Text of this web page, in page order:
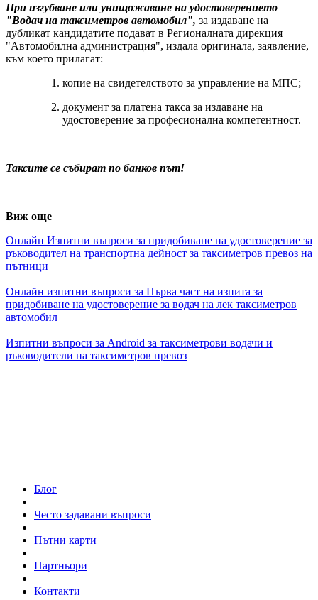
При изгубване или унищожаване на удостоверението
"Водач на таксиметров автомобил", за издаване на
дубликат кандидатите подават в Регионалната дирекция
"Автомобилна администрация", издала оригинала, заявление,
към което прилагат:
копие на свидетелството за управление на МПС;
документ за платена такса за издаване на
удостоверение за професионална компетентност.
Таксите се събират по банков път!
Виж още
Онлайн Изпитни въпроси за придобиване на удостоверение за
ръководител на транспортна дейност за таксиметров превоз на
пътници
Онлайн изпитни въпроси за Първа част на изпита за
придобиване на удостоверение за водач на лек таксиметров
автомобил
Изпитни въпроси за Android за таксиметрови водачи и
ръководители на таксиметров превоз
Блог
Често задавани въпроси
Пътни карти
Партньори
Контакти